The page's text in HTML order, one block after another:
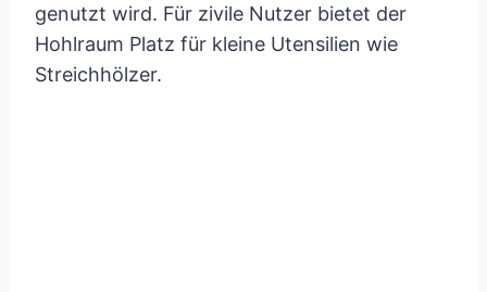
genutzt wird. Für zivile Nutzer bietet der
Hohlraum Platz für kleine Utensilien wie
Streichhölzer.